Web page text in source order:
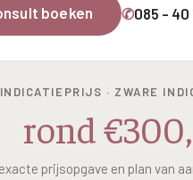
& HALS
aanmaak)
profiel
Profiel
boeken ✆085 - 40
INDICATIEPRIJS · ZWARE
rond
prijsopgave en plan van